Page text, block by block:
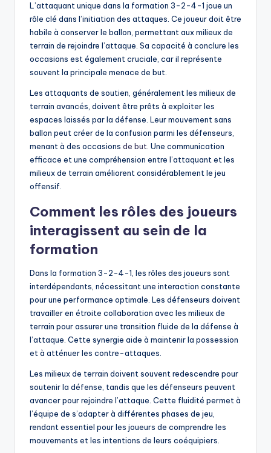
L’attaquant unique dans la formation 3-2-4-1 joue un
rôle clé dans l’initiation des attaques. Ce joueur doit être
habile à conserver le ballon, permettant aux milieux de
terrain de rejoindre l’attaque. Sa capacité à conclure les
occasions est également cruciale, car il représente
souvent la principale menace de but.
Les attaquants de soutien, généralement les milieux de
terrain avancés, doivent être prêts à exploiter les
espaces laissés par la défense. Leur mouvement sans
ballon peut créer de la confusion parmi les défenseurs,
menant à des occasions de but . Une communication
efficace et une compréhension entre l’attaquant et les
milieux de terrain améliorent considérablement le jeu
offensif.
Comment les rôles des joueurs
interagissent au sein de la
formation
Dans la formation 3-2-4-1, les rôles des joueurs sont
interdépendants, nécessitant une interaction constante
pour une performance optimale. Les défenseurs doivent
travailler en étroite collaboration avec les milieux de
terrain pour assurer une transition fluide de la défense à
l’attaque. Cette synergie aide à maintenir la possession
et à atténuer les contre-attaques.
Les milieux de terrain doivent souvent redescendre pour
soutenir la défense, tandis que les défenseurs peuvent
avancer pour rejoindre l’attaque. Cette fluidité permet à
l’équipe de s’adapter à différentes phases de jeu,
rendant essentiel pour les joueurs de comprendre les
mouvements et les intentions de leurs coéquipiers.